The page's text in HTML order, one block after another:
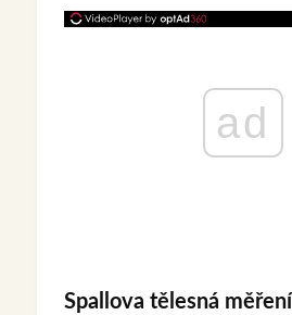
ad
Spallova tělesná měření